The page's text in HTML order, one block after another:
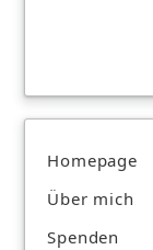
Homepage
Über mich
Spenden